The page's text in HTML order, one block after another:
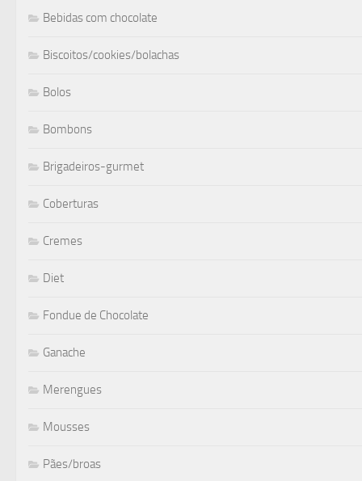
Bebidas com chocolate
Biscoitos/cookies/bolachas
Bolos
Bombons
Brigadeiros-gurmet
Coberturas
Cremes
Diet
Fondue de Chocolate
Ganache
Merengues
Mousses
Pães/broas